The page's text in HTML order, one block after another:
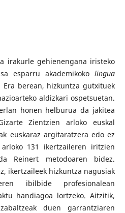
irakurle gehienengana iristeko
esparru akademikokolingua
berean, hizkuntza gutxituek
aldizkari ospetsuetan.
honen helburua da jakitea
Zientzien arloko euskal
euskaraz argitaratzera edo ez
131 ikertzaileren iritzien
Reinert metodoaren bidez.
ikertzaileek hizkuntza nagusiak
ibilbide profesionalean
handiagoa lortzeko. Aitzitik,
duen garrantziaren